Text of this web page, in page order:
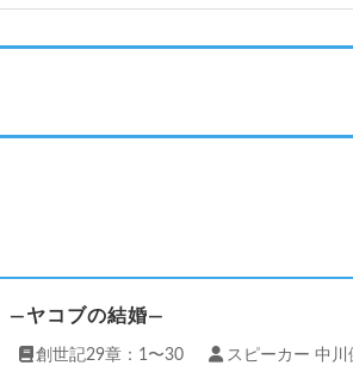
—ヤコブの結婚—
創世記29章：1〜30 スピーカー 中川